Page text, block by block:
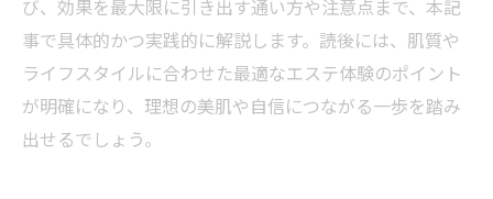
び、効果を最大限に引き出す通い方や注意点まで、本記
事で具体的かつ実践的に解説します。読後には、肌質や
ライフスタイルに合わせた最適なエステ体験のポイント
が明確になり、理想の美肌や自信につながる一歩を踏み
出せるでしょう。